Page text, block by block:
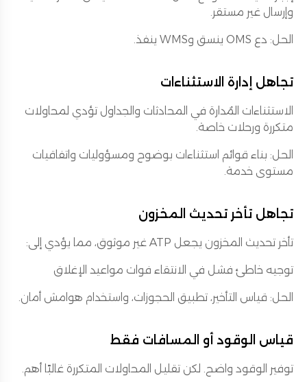
وإرسال غير مستقر.
الحل: دع OMS ينسق وWMS ينفذ.
تجاهل إدارة الاستثناءات
الاستثناءات المُدارة في المحادثات والجداول تؤدي لمحاولات
متكررة ورحلات خاصة.
الحل: بناء قوائم استثناءات بوضوح ومسؤوليات واتفاقيات
مستوى خدمة.
تجاهل تأخر تحديث المخزون
تأخر تحديث المخزون يجعل ATP غير موثوق، مما يؤدي إلى:
توجيه خاطئ فشل في الانتقاء فوات مواعيد الإغلاق
الحل: قياس التأخير، تطبيق الحجوزات، واستخدام هوامش أمان.
قياس الوقود أو المسافات فقط
توفير الوقود واضح. لكن تقليل المحاولات المتكررة غالبًا أهم.